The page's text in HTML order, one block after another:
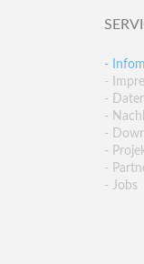
-
-
-
-
-
-
-
- Jobs